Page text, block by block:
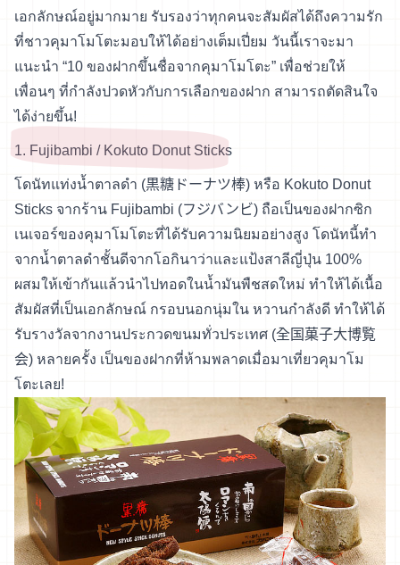
เอกลักษณ์อยู่มากมาย รับรองว่าทุกคนจะสัมผัสได้ถึงความรัก
ที่ชาวคุมาโมโตะมอบให้ได้อย่างเต็มเปี่ยม วันนี้เราจะมา
แนะนำ “10 ของฝากขึ้นชื่อจากคุมาโมโตะ” เพื่อช่วยให้
เพื่อนๆ ที่กำลังปวดหัวกับการเลือกของฝาก สามารถตัดสินใจ
ได้ง่ายขึ้น!
1. Fujibambi / Kokuto Donut Sticks
โดนัทแท่งน้ำตาลดำ (黒糖ドーナツ棒) หรือ Kokuto Donut
Sticks จากร้าน Fujibambi (フジバンビ) ถือเป็นของฝากซิก
เนเจอร์ของคุมาโมโตะที่ได้รับความนิยมอย่างสูง โดนัทนี้ทำ
จากน้ำตาลดำชั้นดีจากโอกินาว่าและแป้งสาลีญี่ปุ่น 100%
ผสมให้เข้ากันแล้วนำไปทอดในน้ำมันพืชสดใหม่ ทำให้ได้เนื้อ
สัมผัสที่เป็นเอกลักษณ์ กรอบนอกนุ่มใน หวานกำลังดี ทำให้ได้
รับรางวัลจากงานประกวดขนมทั่วประเทศ (全国菓子大博覧
会) หลายครั้ง เป็นของฝากที่ห้ามพลาดเมื่อมาเที่ยวคุมาโม
โตะเลย!